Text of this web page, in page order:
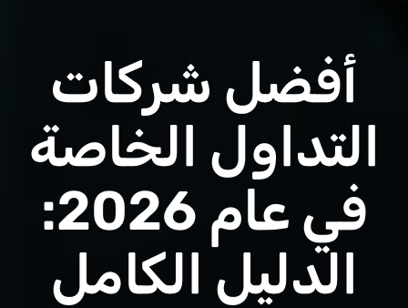
أفضل شركات
التداول الخاصة
في عام 2026:
الدليل الكامل